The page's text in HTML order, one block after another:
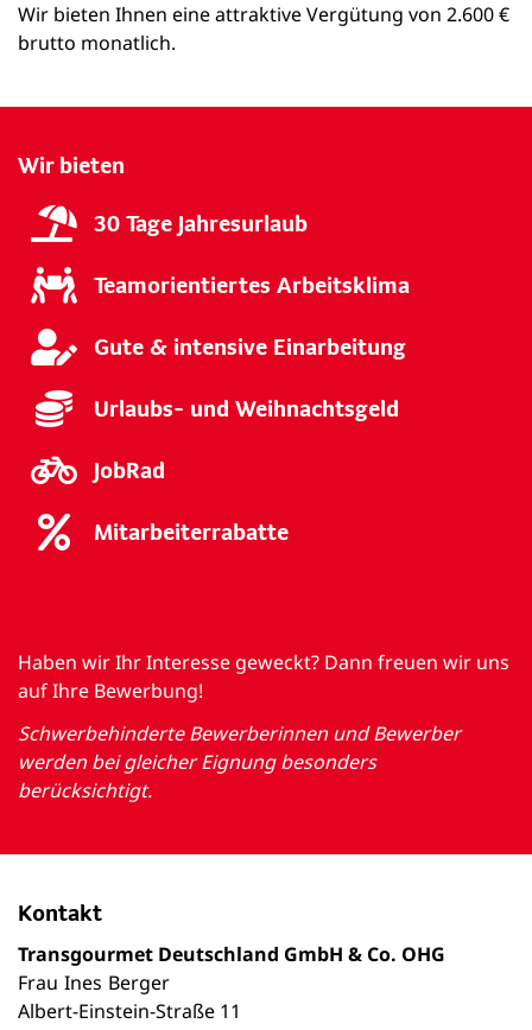
Wir bieten Ihnen eine attraktive Vergütung von 2.600 €
brutto monatlich.
Wir bieten
30 Tage Jahresurlaub
Teamorientiertes Arbeitsklima
Gute & intensive Einarbeitung
Urlaubs- und Weihnachtsgeld
JobRad
Mitarbeiterrabatte
Haben wir Ihr Interesse geweckt? Dann freuen wir uns
auf Ihre Bewerbung!
Schwerbehinderte Bewerberinnen und Bewerber
werden bei gleicher Eignung besonders
berücksichtigt.
Kontakt
Transgourmet Deutschland GmbH & Co. OHG
Frau Ines Berger
Albert-Einstein-Straße 11